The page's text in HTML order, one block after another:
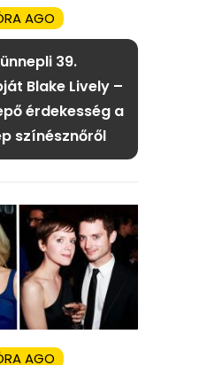
AGO
39.
Blake Lively –
érdekesség a
színésznőről
AGO